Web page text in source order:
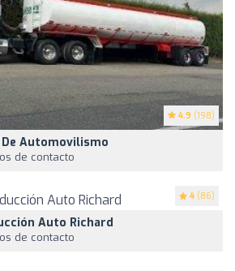
4.9 (198)
Automovilismo
de contacto
4 (86)
Auto Richard
de contacto